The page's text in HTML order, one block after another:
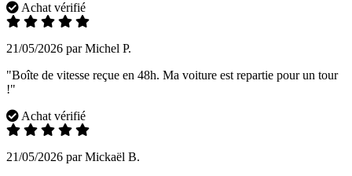
Achat vérifié
21/05/2026 par Michel P.
"Boîte de vitesse reçue en 48h. Ma voiture est repartie pour un tour
!"
Achat vérifié
21/05/2026 par Mickaël B.